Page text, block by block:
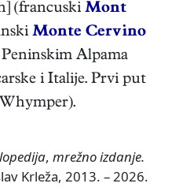
(francuski Mont
Monte Cervino
Alpama
i Italije. Prvi put
, mrežno izdanje.
Krleža, 2013. – 2026.